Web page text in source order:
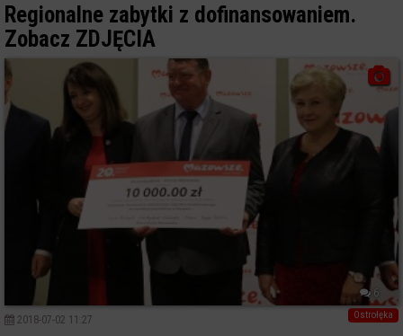
Regionalne zabytki z dofinansowaniem.
Zobacz ZDJĘCIA
6
Ostrołęka
2018-07-02 11:27